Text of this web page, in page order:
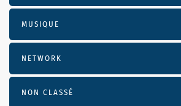
MUSIQUE
NETWORK
NON CLASSÉ